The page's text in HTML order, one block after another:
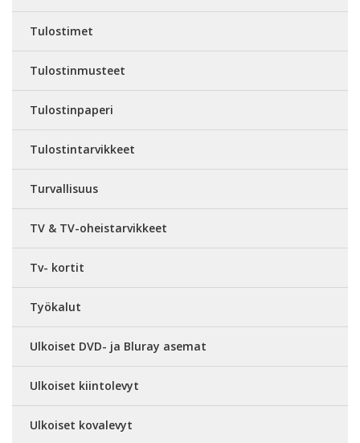
Tulostimet
Tulostinmusteet
Tulostinpaperi
Tulostintarvikkeet
Turvallisuus
TV & TV-oheistarvikkeet
Tv- kortit
Työkalut
Ulkoiset DVD- ja Bluray asemat
Ulkoiset kiintolevyt
Ulkoiset kovalevyt